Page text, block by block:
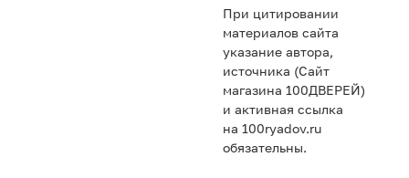
При цитировании
материалов сайта
указание автора,
источника (Сайт
магазина 100ДВЕРЕЙ)
и активная ссылка
на 100ryadov.ru
обязательны.